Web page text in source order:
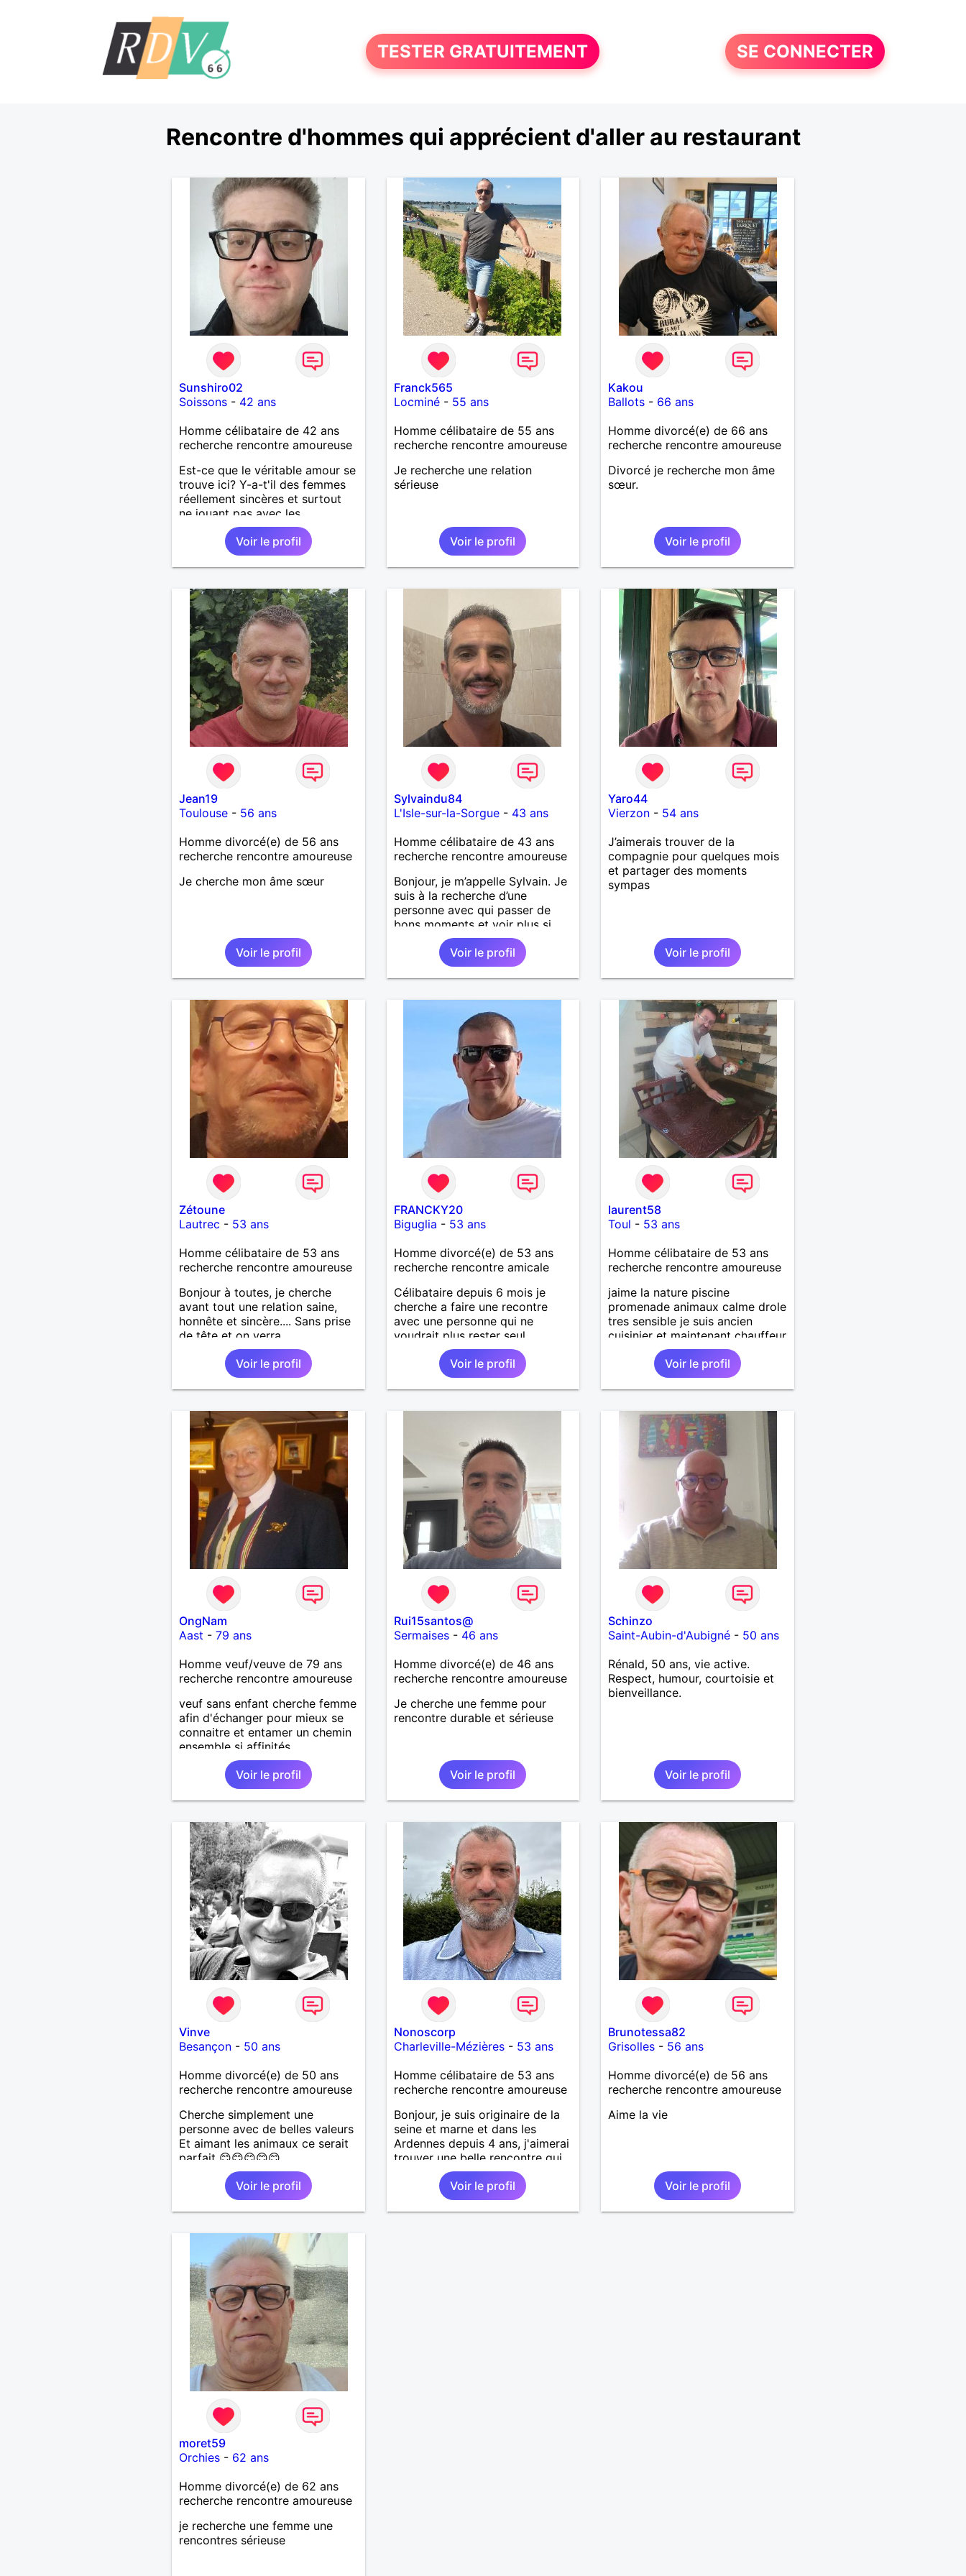
TESTER GRATUITEMENT SE CONNECTER
Rencontre d'hommes qui apprécient d'aller au restaurant
Sunshiro02
Soissons- 42 ans
Homme célibataire de 42 ans
recherche rencontre amoureuse
Est-ce que le véritable amour se
trouve ici? Y-a-t'il des femmes
réellement sincères et surtout
ne jouant pas avec les
sentiments des hommes? Etant
un homme protecteur et
bienveillant, je veux continuer
d'y croire et pouvoir enfin
désir temps. Faux profil,
profiteuse et autres joyeuseté
passer votre chemin, vous ne
m'intéressez pas du tout!
Voir le profil
Franck565
Locminé- 55 ans
Homme célibataire de 55 ans
recherche rencontre amoureuse
Je recherche une relation
sérieuse
Voir le profil
Kakou
Ballots - 66 ans
Homme divorcé(e) de 66 ans
recherche rencontre amoureuse
Divorcé je recherche mon âme
sœur.
Voir le profil
Jean19
Toulouse- 56 ans
Homme divorcé(e) de 56 ans
recherche rencontre amoureuse
Je cherche mon âme sœur
Voir le profil
Sylvaindu84
L'Isle-sur-la-Sorgue- 43 ans
Homme célibataire de 43 ans
recherche rencontre amoureuse
Bonjour, je m’appelle Sylvain. Je
suis à la recherche d’une
personne avec qui passer de
bons moments et voir plus si
nous nous correspondons.
J’aime la nature, les voyages et
aussi faire la fête de temps en
temps ;-)Je suis papa d’un petit
m’occupe en garde alternée.
J’aime à peu près tous les styles
de musique. (Oui je suis pas trop
fan de Jul). Je fais du sport
pour garder la forme et plutôt
agréable à regarder. (Enfin je le
pense en tout cas 😂)
Voir le profil
Yaro44
Vierzon - 54 ans
J’aimerais trouver de la
compagnie pour quelques mois
et partager des moments
sympas
Voir le profil
Zétoune
Lautrec - 53 ans
Homme célibataire de 53 ans
recherche rencontre amoureuse
Bonjour à toutes, je cherche
avant tout une relation saine,
honnête et sincère.... Sans prise
de tête et on verra
Voir le profil
FRANCKY20
Biguglia - 53 ans
Homme divorcé(e) de 53 ans
recherche rencontre amicale
Célibataire depuis 6 mois je
cherche a faire une recontre
avec une personne qui ne
voudrait plus rester seul ,
comme moi .
Voir le profil
laurent58
Toul - 53 ans
Homme célibataire de 53 ans
recherche rencontre amoureuse
jaime la nature piscine
promenade animaux calme drole
tres sensible je suis ancien
cuisinier et maintenant chauffeur
de bus jai un chien et un chat
recherche relation durable
Voir le profil
OngNam
Aast - 79 ans
Homme veuf/veuve de 79 ans
recherche rencontre amoureuse
veuf sans enfant cherche femme
afin d'échanger pour mieux se
connaitre et entamer un chemin
ensemble si affinités.
Voir le profil
Rui15santos@
Sermaises- 46 ans
Homme divorcé(e) de 46 ans
recherche rencontre amoureuse
Je cherche une femme pour
rencontre durable et sérieuse
Voir le profil
Schinzo
Saint-Aubin-d'Aubigné - 50 ans
Rénald, 50 ans, vie active.
Respect, humour, courtoisie et
bienveillance.
Voir le profil
Vinve
Besançon- 50 ans
Homme divorcé(e) de 50 ans
recherche rencontre amoureuse
Cherche simplement une
personne avec de belles valeurs
Et aimant les animaux ce serait
parfait 😊😊😊😊😊
Voir le profil
Nonoscorp
Charleville-Mézières- 53 ans
Homme célibataire de 53 ans
recherche rencontre amoureuse
Bonjour, je suis originaire de la
seine et marne et dans les
Ardennes depuis 4 ans, j'aimerai
trouver une belle rencontre qui
me ferai découvrir cette belle
région sur mon temps libre, je
recherche quelqu'un de simple
et sincère, une bonne complicité
Voir le profil
Brunotessa82
Grisolles - 56 ans
Homme divorcé(e) de 56 ans
recherche rencontre amoureuse
Aime la vie
Voir le profil
moret59
Orchies- 62 ans
Homme divorcé(e) de 62 ans
recherche rencontre amoureuse
je recherche une femme une
rencontres sérieuse